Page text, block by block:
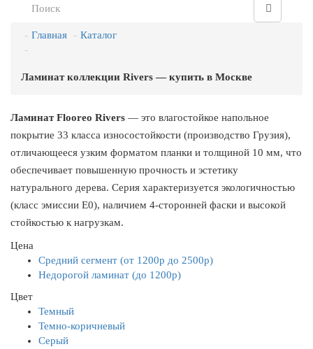
Главная Каталог
Ламинат коллекции Rivers — купить в Москве
Ламинат Flooreo Rivers — это влагостойкое напольное
покрытие 33 класса износостойкости (производство Грузия),
отличающееся узким форматом планки и толщиной 10 мм, что
обеспечивает повышенную прочность и эстетику
натурального дерева. Серия характеризуется экологичностью
(класс эмиссии E0), наличием 4-сторонней фаски и высокой
стойкостью к нагрузкам.
Цена
Средний сегмент (от 1200р до 2500р)
Недорогой ламинат (до 1200р)
Цвет
Темный
Темно-коричневый
Серый